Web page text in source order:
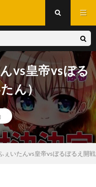
vs皇帝vsぼる
ん）
ぇいたんvs皇帝vsぼるぼるえ開